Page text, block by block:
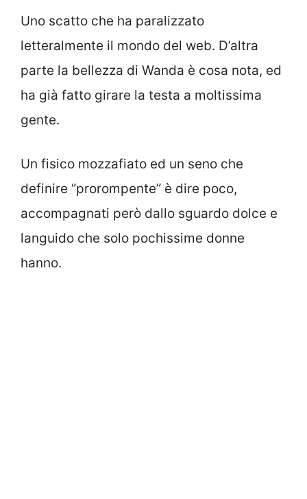
Uno scatto che ha paralizzato
letteralmente il mondo del web. D’altra
parte la bellezza di Wanda è cosa nota, ed
ha già fatto girare la testa a moltissima
gente.
Un fisico mozzafiato ed un seno che
definire “prorompente” è dire poco,
accompagnati però dallo sguardo dolce e
languido che solo pochissime donne
hanno.